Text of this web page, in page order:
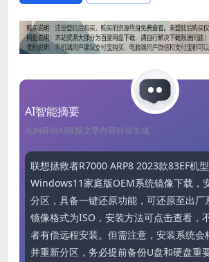
AI智能摘要
此内容由AI根据文章内容自动生成
联想拯救者R7000 ARP8 2023款83EF机
Windows11家庭版OEM系统镜像下载，
分区，具备一键还原功能，可还原至出厂
镜像格式为ISO，安装方法可点击查看，
者有偿远程安装。但需注意，安装系统会
并重新分区，务必提前备份U盘和硬盘重